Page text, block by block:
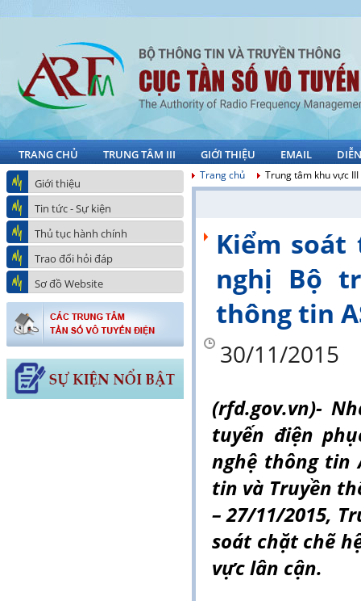
TRANG CHỦ TRUNG TÂM III GIỚI THIỆU EMAIL
Giới thiệu
Tin tức - Sự kiện
Thủ tục hành chính
Trao đổi hỏi đáp
Sơ đồ Website
Trang chủ Trung tâm khu vực III
Kiểm
nghị Bộ
thông tin
30/11/2015
(rfd.gov.vn)-
tuyến điện
nghệ thông tin
tin và Truyền
– 27/11/2015,
soát chặt chẽ
vực lân cận.